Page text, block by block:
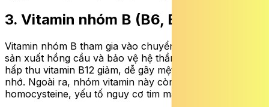
3. Vitamin nhóm B (B6, B12, folate)
Vitamin nhóm B tham gia vào chuyển hóa năng lượng,
sản xuất hồng cầu và bảo vệ hệ thần kinh. Sau tuổi 40,
hấp thu vitamin B12 giảm, dễ gây mệt mỏi, suy giảm trí
nhớ. Ngoài ra, nhóm vitamin này còn giúp kiểm soát
homocysteine, yếu tố nguy cơ tim mạch .